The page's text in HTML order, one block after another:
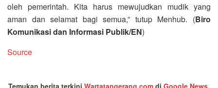
oleh pemerintah. Kita harus mewujudkan mudik yang
aman dan selamat bagi semua,” tutup Menhub. (Biro
Komunikasi dan Informasi Publik/EN)
Source
Temukan berita terkini Wartatangerang.com di Google News.